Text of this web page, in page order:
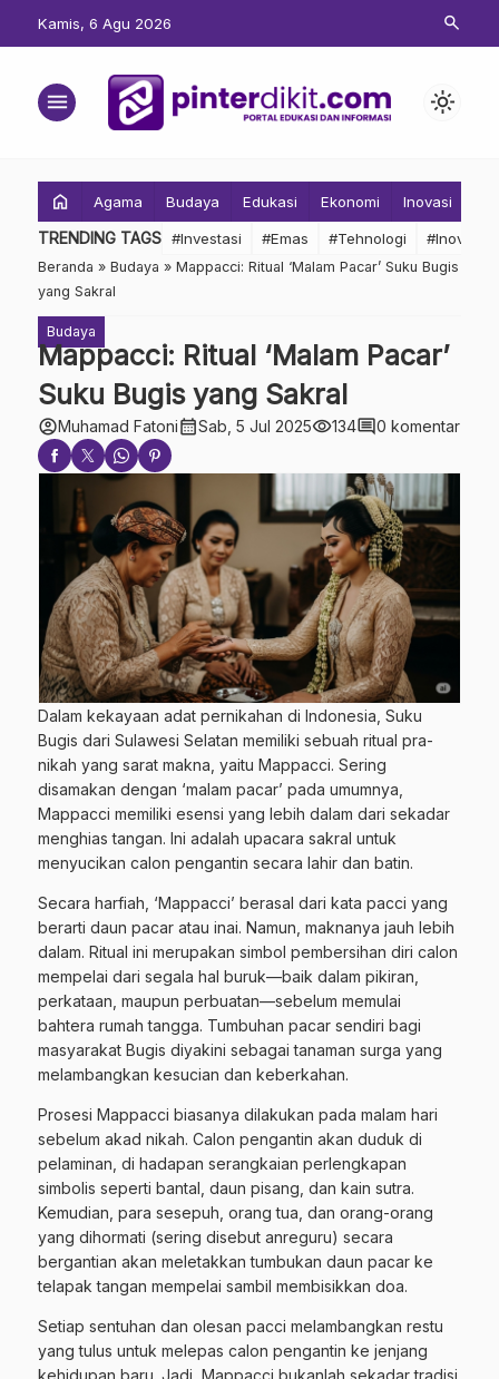
Kamis, 6 Agu 2026 search
menu light_mode
home Agama Budaya Edukasi Ekonomi Inovasi
TRENDING TAGS #Investasi #Emas #Tehnologi #Inovasi
Beranda » Budaya » Mappacci: Ritual ‘Malam Pacar’ Suku Bugis
yang Sakral
Budaya
Mappacci: Ritual ‘Malam Pacar’
Suku Bugis yang Sakral
account_circleMuhamad Fatonicalendar_monthSab, 5 Jul 2025visibility134comment0 komentar
Dalam kekayaan adat pernikahan di Indonesia, Suku
Bugis dari Sulawesi Selatan memiliki sebuah ritual pra-
nikah yang sarat makna, yaitu Mappacci. Sering
disamakan dengan ‘malam pacar’ pada umumnya,
Mappacci memiliki esensi yang lebih dalam dari sekadar
menghias tangan. Ini adalah upacara sakral untuk
menyucikan calon pengantin secara lahir dan batin.
Secara harfiah, ‘Mappacci’ berasal dari kata pacci yang
berarti daun pacar atau inai. Namun, maknanya jauh lebih
dalam. Ritual ini merupakan simbol pembersihan diri calon
mempelai dari segala hal buruk—baik dalam pikiran,
perkataan, maupun perbuatan—sebelum memulai
bahtera rumah tangga. Tumbuhan pacar sendiri bagi
masyarakat Bugis diyakini sebagai tanaman surga yang
melambangkan kesucian dan keberkahan.
Prosesi Mappacci biasanya dilakukan pada malam hari
sebelum akad nikah. Calon pengantin akan duduk di
pelaminan, di hadapan serangkaian perlengkapan
simbolis seperti bantal, daun pisang, dan kain sutra.
Kemudian, para sesepuh, orang tua, dan orang-orang
yang dihormati (sering disebut anreguru) secara
bergantian akan meletakkan tumbukan daun pacar ke
telapak tangan mempelai sambil membisikkan doa.
Setiap sentuhan dan olesan pacci melambangkan restu
yang tulus untuk melepas calon pengantin ke jenjang